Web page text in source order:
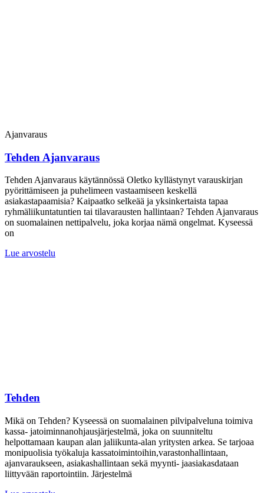
Ajanvaraus
Tehden Ajanvaraus
Tehden Ajanvaraus käytännössä Oletko kyllästynyt varauskirjan
pyörittämiseen ja puhelimeen vastaamiseen keskellä
asiakastapaamisia? Kaipaatko selkeää ja yksinkertaista tapaa
ryhmäliikuntatuntien tai tilavarausten hallintaan? Tehden Ajanvaraus
on suomalainen nettipalvelu, joka korjaa nämä ongelmat. Kyseessä
on
Lue arvostelu
Tehden
Mikä on Tehden? Kyseessä on suomalainen pilvipalveluna toimiva
kassa- jatoiminnanohjausjärjestelmä, joka on suunniteltu
helpottamaan kaupan alan jaliikunta-alan yritysten arkea. Se tarjoaa
monipuolisia työkaluja kassatoimintoihin,varastonhallintaan,
ajanvaraukseen, asiakashallintaan sekä myynti- jaasiakasdataan
liittyvään raportointiin. Järjestelmä